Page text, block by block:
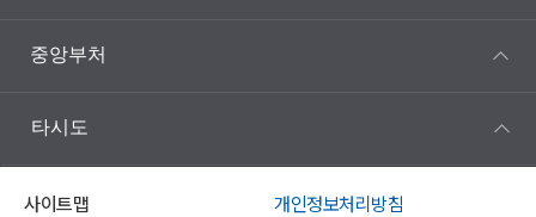
중앙부처
타시도
사이트맵
개인정보처리방침